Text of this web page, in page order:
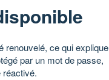
renouvelé, ce qui explique
par un mot de passe,
réactivé.